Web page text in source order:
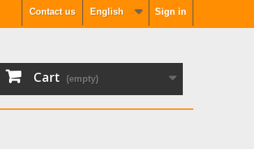
Sign in
English
Contact us
Cart
(empty)